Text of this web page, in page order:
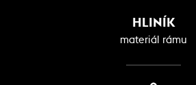
HLINÍK
materiál rámu